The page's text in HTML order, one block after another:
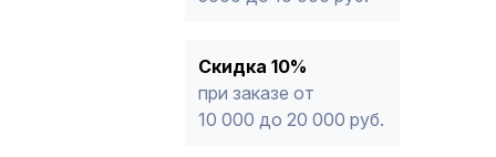
Скидка 10%
при заказе от
10 000 до 20 000 руб.